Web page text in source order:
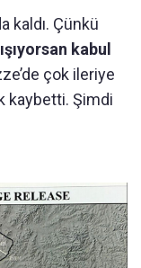
kaldı. Çünkü
kabul
çok ileriye
kaybetti. Şimdi